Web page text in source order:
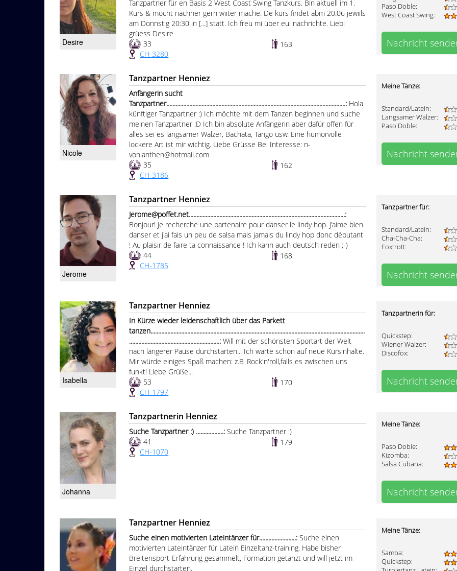
Desire
Tanzpartner für en Basis 2 West Coast Swing Tanzkurs. Bin aktuell im 1.
Kurs & möcht nachher gern wiiter mache. De kurs findet abm 20.06 jewiils
am Donnstig 20:30 in [...] statt. Ich freu mi über eui nachrichte. Liebi
grüess Desire
33
163
CH-3280
Paso Doble:
West Coast Swing:
Nachricht
Nicole
Tanzpartner Henniez
Anfängerin sucht
Tanzpartner.....................................................................................................................: Hola
künftiger Tanzpartner :) Ich möchte mit dem Tanzen beginnen und suche
meinen Tanzpartner :D Ich bin absolute Anfängerin aber dafür offen für
alles sei es langsamer Walzer, Bachata, Tango usw. Eine humorvolle
lockere Art ist mir wichtig. Liebe Grüsse Bei Interesse: n-
vonlanthen@hotmail.com
35
162
CH-3186
Meine Tänze:
Standard/Latein:
Langsamer Walzer:
Paso Doble:
Nachricht
Jerome
Tanzpartner Henniez
Jerome@poffet.net......................................................................................................:
Bonjour! Je recherche une partenaire pour danser le lindy hop. J'aime bien
danser et j'ai fais un peu de salsa mais jamais du lindy hop donc débutant
! Au plaisir de faire ta connaissance ! Ich kann auch deutsch reden ;-)
44
168
CH-1785
Tanzpartner für:
Standard/Latein:
Cha-Cha-Cha:
Foxtrott:
Nachricht
Isabella
Tanzpartner Henniez
In Kürze wieder leidenschaftlich über das Parkett
tanzen............................................................................................................................................
...........................................................:Will mit der schönsten Sportart der Welt
nach längerer Pause durchstarten... Ich warte schon auf neue Kursinhalte.
Mir würde einiges Spaß machen: z.B. Rock'n'roll,falls es zwischen uns
funkt! Liebe Grüße...
53
170
CH-1797
Tanzpartnerin für:
Quickstep:
Wiener Walzer:
Discofox:
Nachricht
Johanna
Tanzpartnerin Henniez
Suche Tanzpartner :) ..................:Suche Tanzpartner :)
41
179
CH-1070
Meine Tänze:
Paso Doble:
Kizomba:
Salsa Cubana:
Nachricht
Tanzpartner Henniez
Suche einen motivierten Lateintänzer für........................:Suche einen
motivierten Lateintänzer für Latein Einzeltanz-training. Habe bisher
Breitensport-Erfahrung gesammelt, Formation getanzt und will jetzt im
Einzel durchstarten.
Meine Tänze:
Samba:
Quickstep: